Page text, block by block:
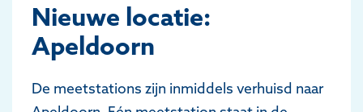
Nieuwe locatie:
Apeldoorn
De meetstations zijn inmiddels verhuisd naar